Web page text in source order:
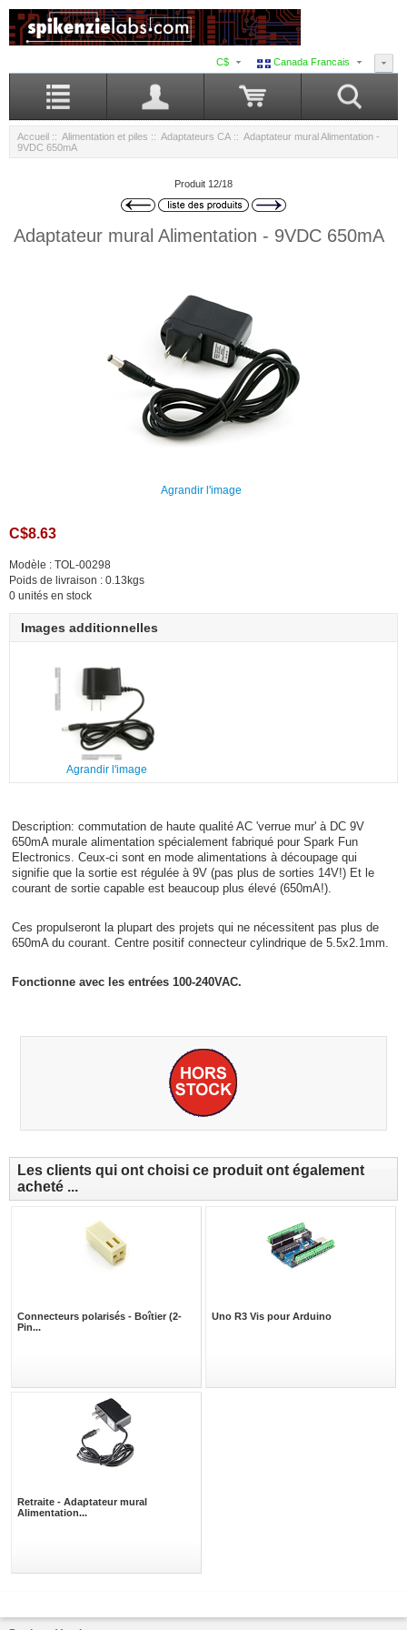
Canada Francais
C$
Accueil :: Alimentation et piles :: Adaptateurs CA :: Adaptateur mural Alimentation -
9VDC 650mA
Produit 12/18
Adaptateur mural Alimentation - 9VDC 650mA
Agrandir l'image
C$8.63
Modèle : TOL-00298
Poids de livraison : 0.13kgs
0 unités en stock
Images additionnelles
Agrandir l'image
Description: commutation de haute qualité AC 'verrue mur' à DC 9V
650mA murale alimentation spécialement fabriqué pour Spark Fun
Electronics. Ceux-ci sont en mode alimentations à découpage qui
signifie que la sortie est régulée à 9V (pas plus de sorties 14V!) Et le
courant de sortie capable est beaucoup plus élevé (650mA!).
Ces propulseront la plupart des projets qui ne nécessitent pas plus de
650mA du courant. Centre positif connecteur cylindrique de 5.5x2.1mm.
Fonctionne avec les entrées 100-240VAC.
Les clients qui ont choisi ce produit ont également
acheté ...
Connecteurs polarisés - Boîtier (2-
Pin...
Uno R3 Vis pour Arduino
Retraite - Adaptateur mural
Alimentation...